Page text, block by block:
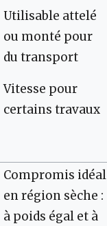
Utilisable attelé
ou monté pour
du transport
Vitesse pour
certains travaux
Compromis idéal
en région sèche :
à poids égal et à